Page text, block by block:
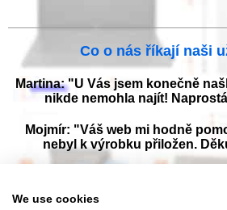
Co o nás říkají naši
Martina: "U Vás jsem konečně
nikde nemohla najít!
Mojmír: "Váš web mi hodně
nebyl k výrobku přiložen.
We use cookies